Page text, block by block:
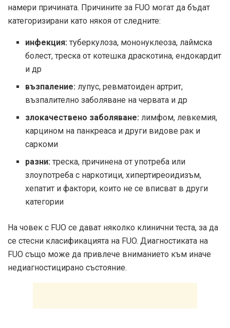
намери причината. Причините за FUO могат да бъдат
категоризирани като някоя от следните:
инфекция: туберкулоза, мононуклеоза, лаймска
болест, треска от котешка драскотина, ендокардит
и др
възпаление: лупус, ревматоиден артрит,
възпалително заболяване на червата и др
злокачествено заболяване: лимфом, левкемия,
карцином на панкреаса и други видове рак и
саркоми
разни:треска, причинена от употреба или
злоупотреба с наркотици, хипертиреоидизъм,
хепатит и фактори, които не се вписват в други
категории
На човек с FUO се дават няколко клинични теста, за да
се стесни класификацията на FUO. Диагностиката на
FUO също може да привлече вниманието към иначе
недиагностицирано състояние.